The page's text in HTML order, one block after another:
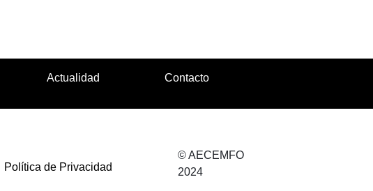
Actualidad Contacto
Política de Privacidad
© AECEMFO
2024